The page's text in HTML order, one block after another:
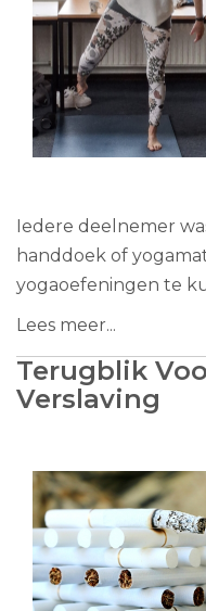
Iedere deelnemer
handdoek of
yogaoefeningen te
Lees meer...
Terugblik
Verslaving